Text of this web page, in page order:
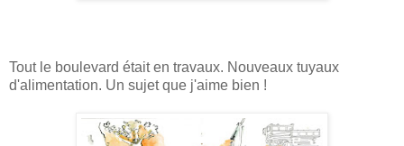
Tout le boulevard était en travaux. Nouveaux tuyaux
d'alimentation. Un sujet que j'aime bien !